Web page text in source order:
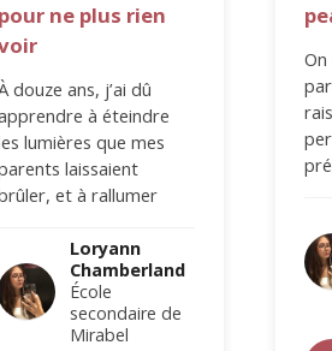
ne plus rien
douze ans, j’ai dû
à éteindre
lumières que mes
laissaient
et à rallumer
dans leurs
Loryann
Chamberland
École
secondaire de
Mirabel